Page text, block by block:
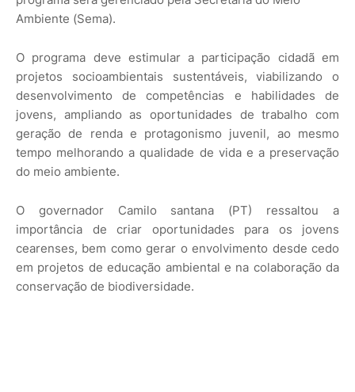
Ambiente (Sema).
O programa deve estimular a participação cidadã em
projetos socioambientais sustentáveis, viabilizando o
desenvolvimento de competências e habilidades de
jovens, ampliando as oportunidades de trabalho com
geração de renda e protagonismo juvenil, ao mesmo
tempo melhorando a qualidade de vida e a preservação
do meio ambiente.
O governador Camilo santana (PT) ressaltou a
importância de criar oportunidades para os jovens
cearenses, bem como gerar o envolvimento desde cedo
em projetos de educação ambiental e na colaboração da
conservação de biodiversidade.